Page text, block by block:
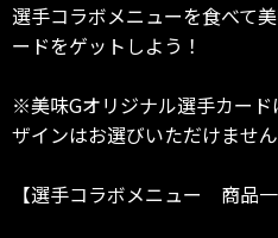
選手コラボメニューを食べて
ードをゲットしよう！
※美味Gオリジナル選手カー
ザインはお選びいただけません
【選手コラボメニュー 商品一